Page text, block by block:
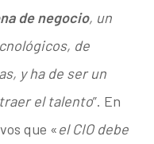
de negocio, un
de
y ha de ser un
el talento”. En
que «el CIO debe